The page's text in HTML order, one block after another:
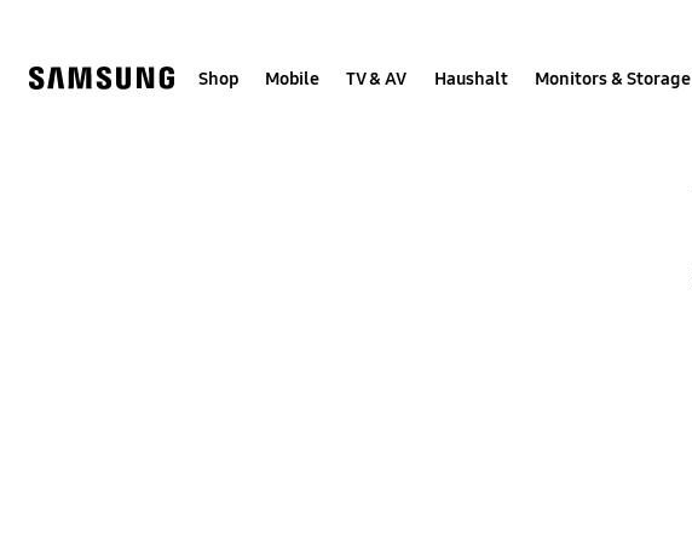
Shop Mobile TV & AV Haushalt Monitors & Storage